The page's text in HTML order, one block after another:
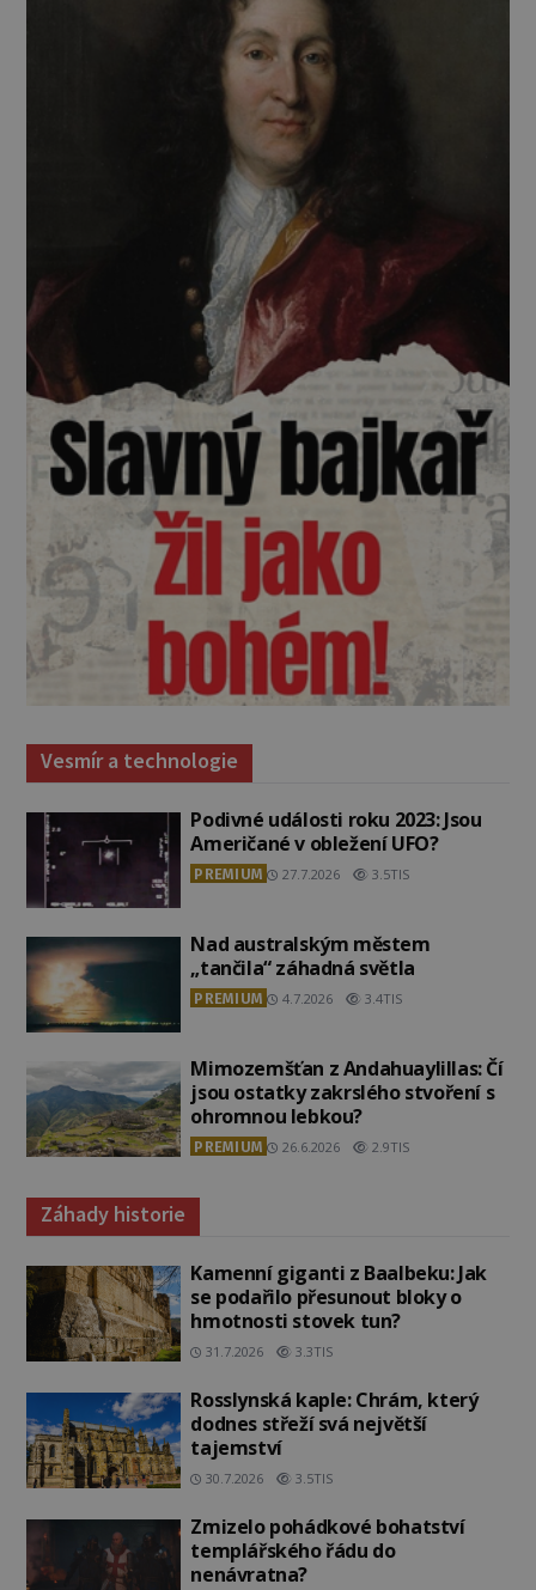
Vesmír a technologie
Podivné události roku 2023: Jsou
Američané v obležení UFO?
PREMIUM 27.7.2026 3.5TIS
Nad australským městem
„tančila“ záhadná světla
PREMIUM 4.7.2026 3.4TIS
Mimozemšťan z Andahuaylillas: Čí
jsou ostatky zakrslého stvoření s
ohromnou lebkou?
PREMIUM 26.6.2026 2.9TIS
Záhady historie
Kamenní giganti z Baalbeku: Jak
se podařilo přesunout bloky o
hmotnosti stovek tun?
31.7.2026 3.3TIS
Rosslynská kaple: Chrám, který
dodnes střeží svá největší
tajemství
30.7.2026 3.5TIS
Zmizelo pohádkové bohatství
templářského řádu do
nenávratna?